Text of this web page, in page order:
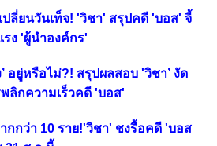
ลี่ยนวันเท็จ! 'วิชา' สรุปคดี 'บอส' จี้
ง 'ผู้นำองค์กร'
อยู่หรือไม่?! สรุปผลสอบ 'วิชา’ งัด
ลิกความเร็วคดี 'บอส'
กกว่า 10 ราย!'วิชา' ชงรื้อคดี 'บอส